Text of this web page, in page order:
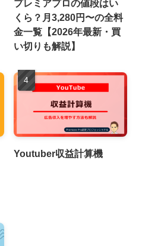
プレミアプロの値段はい
くら？月3,280円〜の全料
金一覧【2026年最新・買
い切りも解説】
Youtuber収益計算機